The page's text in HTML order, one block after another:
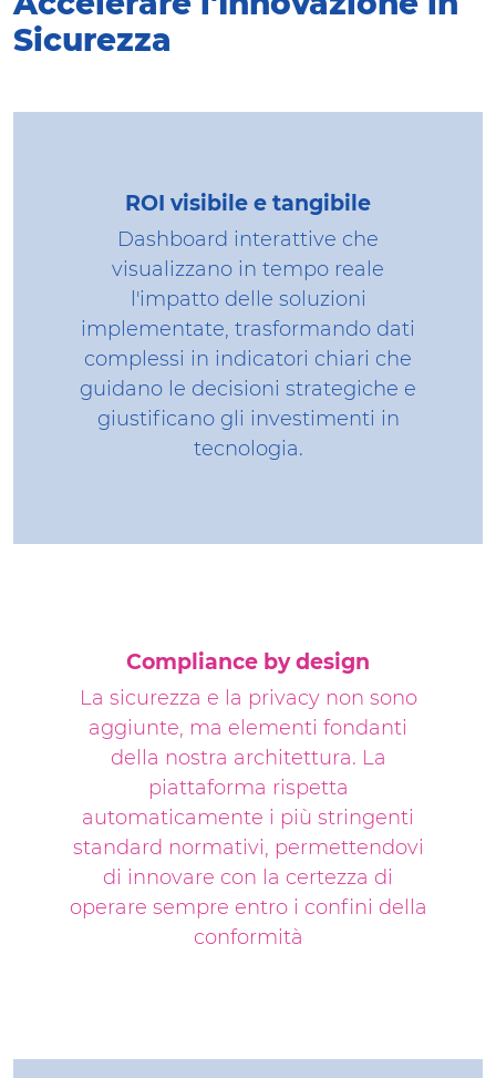
Sicurezza
ROI visibile e tangibile
Dashboard interattive che
visualizzano in tempo reale
l'impatto delle soluzioni
implementate, trasformando dati
complessi in indicatori chiari che
guidano le decisioni strategiche e
giustificano gli investimenti in
tecnologia.
Compliance by design
La sicurezza e la privacy non sono
aggiunte, ma elementi fondanti
della nostra architettura. La
piattaforma rispetta
automaticamente i più stringenti
standard normativi, permettendovi
di innovare con la certezza di
operare sempre entro i confini della
conformità